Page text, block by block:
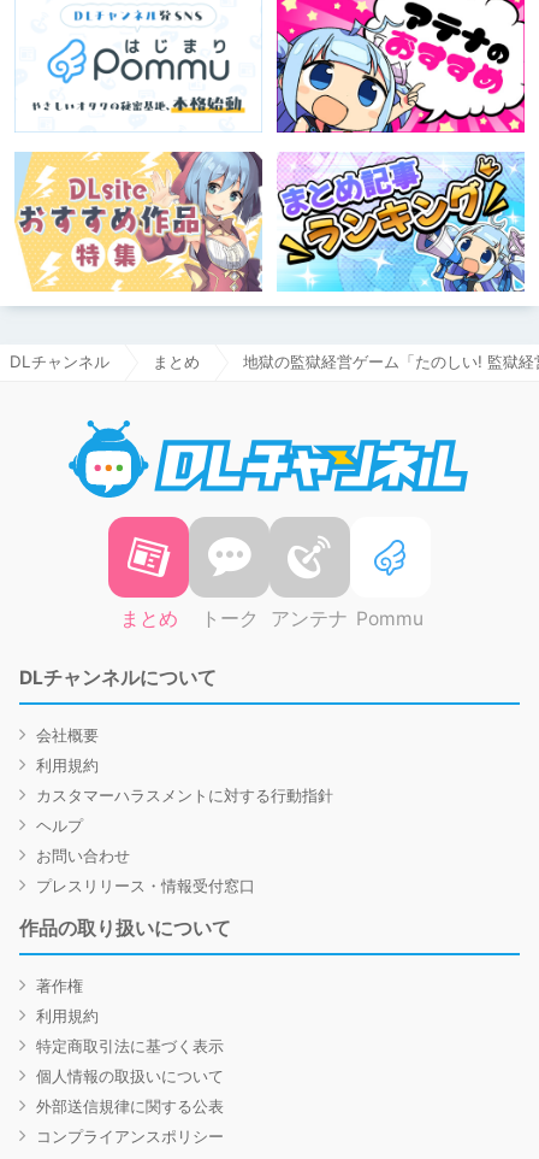
DLチャンネル まとめ 地獄の監獄経営ゲーム「たのしい! 監獄経
まとめ トーク アンテナ Pommu
DLチャンネルについて
会社概要
利用規約
カスタマーハラスメントに対する行動指針
ヘルプ
お問い合わせ
プレスリリース・情報受付窓口
作品の取り扱いについて
著作権
利用規約
特定商取引法に基づく表示
個人情報の取扱いについて
外部送信規律に関する公表
コンプライアンスポリシー